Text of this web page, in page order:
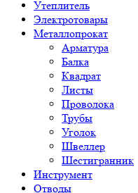
Утеплитель
Электротовары
Металлопрокат
Арматура
Балка
Квадрат
Листы
Проволока
Трубы
Уголок
Швеллер
Шестигранник
Инструмент
Отводы